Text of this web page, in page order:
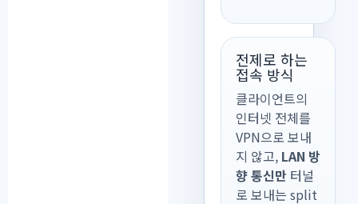
전제로 하는
접속 방식
클라이언트의
인터넷 전체를
VPN으로 보내
지 않고, LAN 방
향 통신만 터널
로 보내는 split